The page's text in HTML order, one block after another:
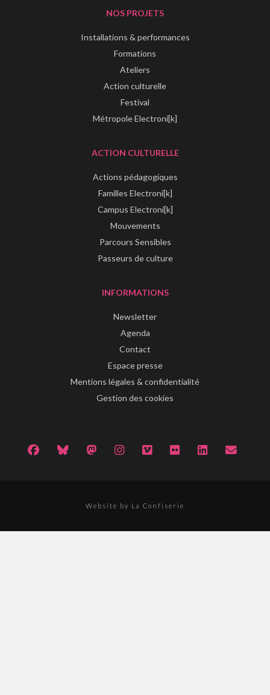
NOS PROJETS
Installations & performances
Formations
Ateliers
Action culturelle
Festival
Métropole Electroni[k]
ACTION CULTURELLE
Actions pédagogiques
Familles Electroni[k]
Campus Electroni[k]
Mouvements
Parcours Sensibles
Passeurs de culture
INFORMATIONS
Newsletter
Agenda
Contact
Espace presse
Mentions légales & confidentialité
Gestion des cookies
Website by La Confiserie